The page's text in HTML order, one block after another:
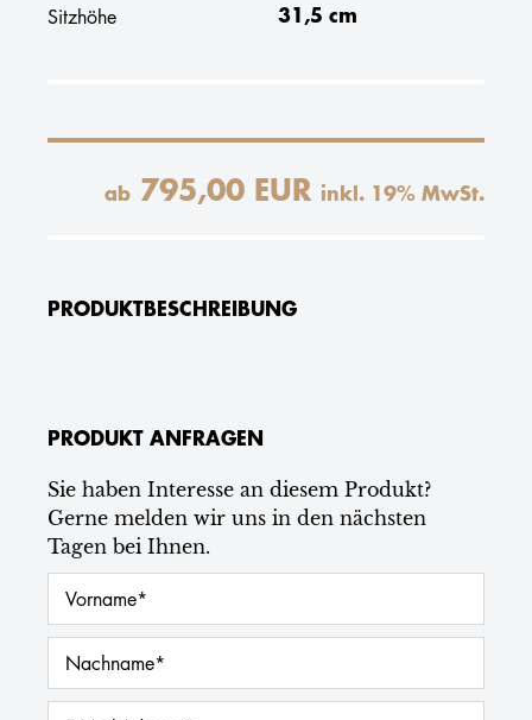
Sitzhöhe 31,5 cm
ab 795,00 EUR inkl. 19% MwSt.
PRODUKTBESCHREIBUNG
PRODUKT ANFRAGEN
Sie haben Interesse an diesem Produkt?
Gerne melden wir uns in den nächsten
Tagen bei Ihnen.